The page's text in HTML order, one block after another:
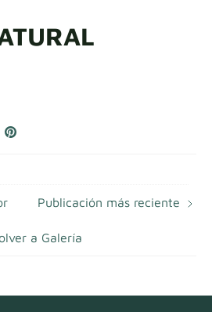
Fijar
a Galería
Publicación más reciente